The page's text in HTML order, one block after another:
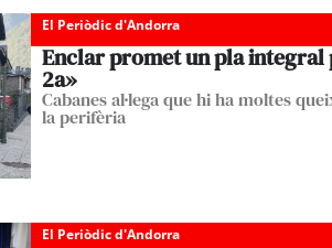
El Periòdic d'Andorra
Enclar promet un pla integral
2a»
Cabanes al·lega que hi ha moltes
la perifèria
El Periòdic d'Andorra